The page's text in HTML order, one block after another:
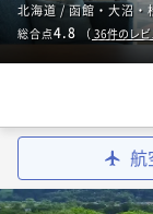
北海道 / 函館・大沼・
総合点4.8 （ 36件のレ
航